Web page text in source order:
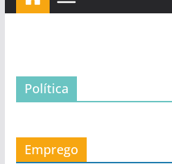
Política
Emprego